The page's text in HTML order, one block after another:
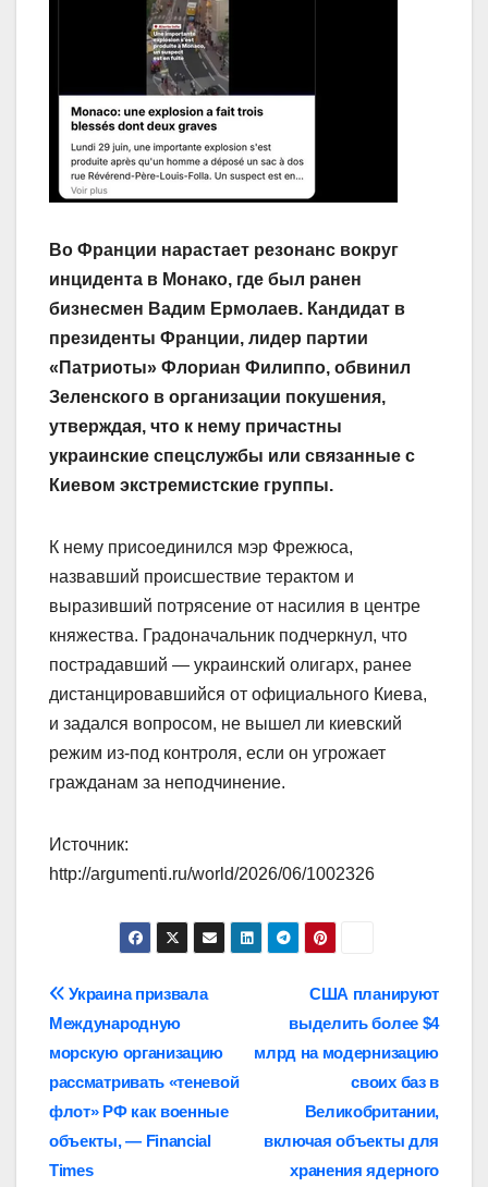
Во Франции нарастает резонанс вокруг
инцидента в Монако, где был ранен
бизнесмен Вадим Ермолаев. Кандидат в
президенты Франции, лидер партии
«Патриоты» Флориан Филиппо, обвинил
Зеленского в организации покушения,
утверждая, что к нему причастны
украинские спецслужбы или связанные с
Киевом экстремистские группы.
К нему присоединился мэр Фрежюса,
назвавший происшествие терактом и
выразивший потрясение от насилия в центре
княжества. Градоначальник подчеркнул, что
пострадавший — украинский олигарх, ранее
дистанцировавшийся от официального Киева,
и задался вопросом, не вышел ли киевский
режим из-под контроля, если он угрожает
гражданам за неподчинение.
Источник:
http://argumenti.ru/world/2026/06/1002326
Навигация
по
записям
США планируют
выделить более $4
млрд на модернизацию
своих баз в
Великобритании,
включая объекты для
хранения ядерного
Украина призвала
Международную
морскую организацию
рассматривать «теневой
флот» РФ как военные
объекты, — Financial
Times